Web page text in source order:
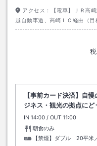
アクセス：
【電車】ＪＲ高
越自動車道、高崎ＩＣ経由（目
【事前カード決済】自
ジネス・観光の拠点にど
IN チェックイン
14:00 / OUT チェックアウト
11:00
朝食のみ
【禁煙】ダブル 20平米